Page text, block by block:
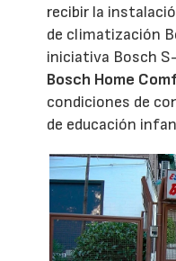
recibir la
de climatización
iniciativa Bosch
Bosch Home
condiciones de
de educación